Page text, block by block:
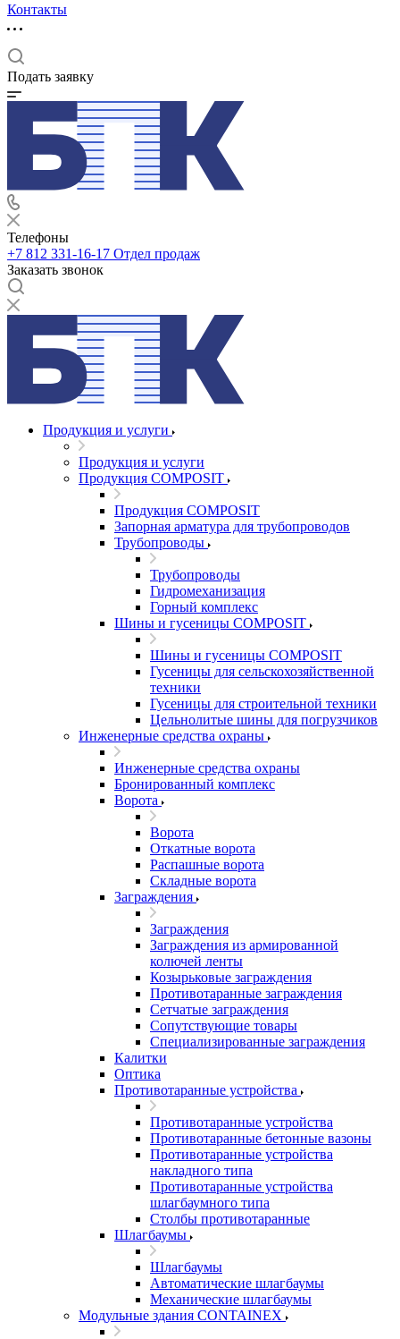
Контакты
Подать заявку
Телефоны
+7 812 331-16-17 Отдел продаж
Заказать звонок
Продукция и услуги
Продукция и услуги
Продукция COMPOSIT
Продукция COMPOSIT
Запорная арматура для трубопроводов
Трубопроводы
Трубопроводы
Гидромеханизация
Горный комплекс
Шины и гусеницы COMPOSIT
Шины и гусеницы COMPOSIT
Гусеницы для сельскохозяйственной
техники
Гусеницы для строительной техники
Цельнолитые шины для погрузчиков
Инженерные средства охраны
Инженерные средства охраны
Бронированный комплекс
Ворота
Ворота
Откатные ворота
Распашные ворота
Складные ворота
Заграждения
Заграждения
Заграждения из армированной
колючей ленты
Козырьковые заграждения
Противотаранные заграждения
Сетчатые заграждения
Сопутствующие товары
Специализированные заграждения
Калитки
Оптика
Противотаранные устройства
Противотаранные устройства
Противотаранные бетонные вазоны
Противотаранные устройства
накладного типа
Противотаранные устройства
шлагбаумного типа
Столбы противотаранные
Шлагбаумы
Шлагбаумы
Автоматические шлагбаумы
Механические шлагбаумы
Модульные здания CONTAINEX